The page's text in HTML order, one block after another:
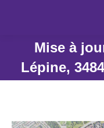
Mise à
Lépine,